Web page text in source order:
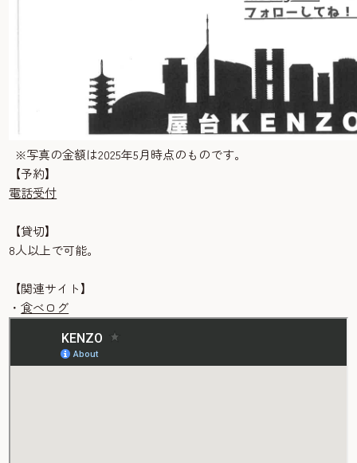
※写真の金額は2025年5月時点のものです。
【予約】
電話受付
【貸切】
8人以上で可能。
【関連サイト】
・食べログ